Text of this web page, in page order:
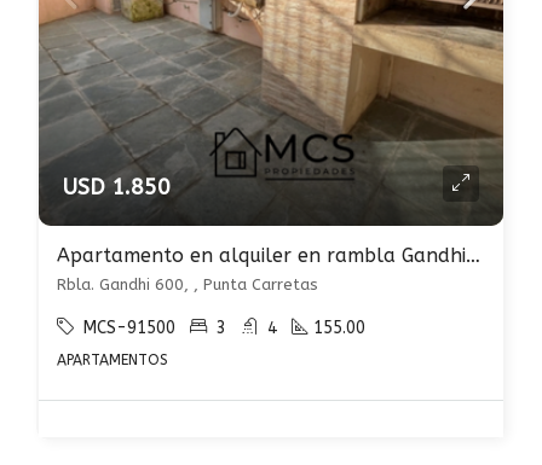
USD 1.850
Apartamento en alquiler en rambla Gandhi, Punta Carretas 3 dormitorios con patio
Rbla. Gandhi 600, , Punta Carretas
MCS-91500 3 4 155.00
APARTAMENTOS